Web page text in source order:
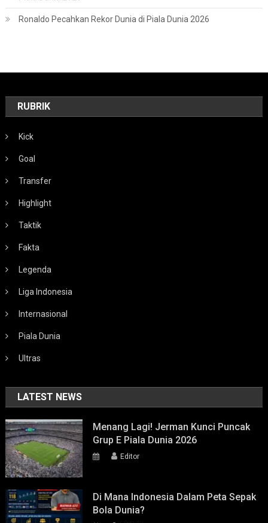
Ronaldo Pecahkan Rekor Dunia di Piala Dunia 2026
RUBRIK
Kick
Goal
Transfer
Highlight
Taktik
Fakta
Legenda
Liga Indonesia
Internasional
Piala Dunia
Ultras
LATEST NEWS
Menang Lagi! Jerman Kunci Puncak
Grup E Piala Dunia 2026
Editor
Di Mana Indonesia Dalam Peta Sepak
Bola Dunia?